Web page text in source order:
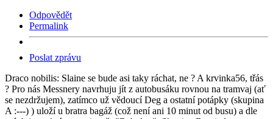
Odpovědět
Permalink
Poslat zprávu
Draco nobilis: Slaine se bude asi taky ráchat, ne ? A krvinka56, třás
? Pro nás Messnery navrhuju jít z autobusáku rovnou na tramvaj (ať
se nezdržujem), zatímco už vědoucí Deg a ostatní potápky (skupina
A :---) ) uloží u bratra bagáž (což není ani 10 minut od busu) a dle